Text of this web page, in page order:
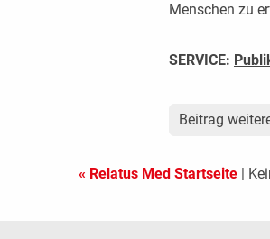
Menschen zu
SERVICE:
Beitrag
« Relatus Med Startseite |